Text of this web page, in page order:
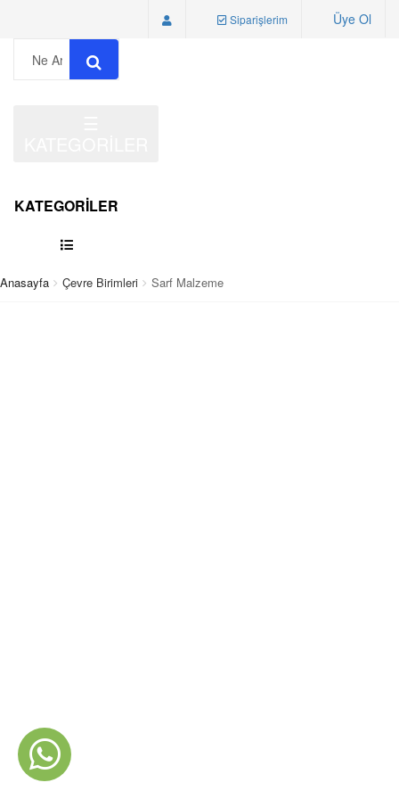
Siparişlerim Üye Ol
KATEGORİLER
Anasayfa Çevre Birimleri Sarf Malzeme